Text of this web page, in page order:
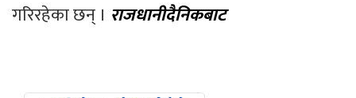
गरिरहेका छन् । राजधानीदैनिकबाट